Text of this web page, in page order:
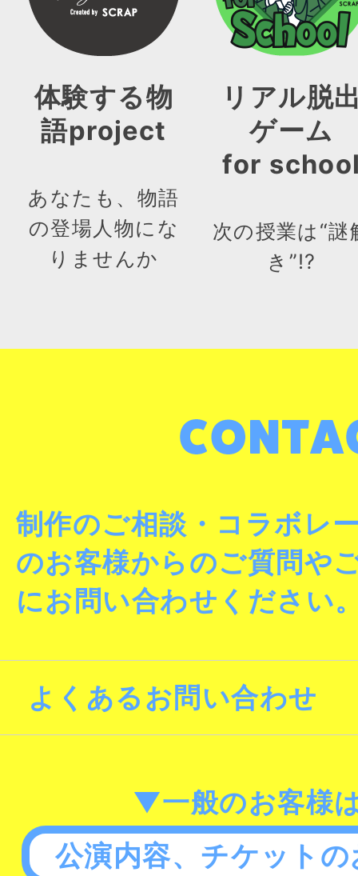
体験する物
語project
あなたも、物語
の登場人物にな
りませんか
リアル脱
ゲーム
for
次の授業は“謎
き”!?
制作のご相談・コラボレ
のお客様からのご質問や
にお問い合わせください
よくあるお問い合わせ
▼一般のお客様
公演内容、チケット